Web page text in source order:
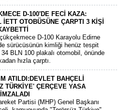
D-100'DE FECİ KAZA:
İETT OTOBÜSÜNE ÇARPTI 3 KİŞİ
D-100 Karayolu Edirne
sürücüsünün kimliği henüz tespit
BLN 100 plakalı otomobil, önünde
hızla çarptı.
ATILDI:DEVLET BAHÇELİ
TÜRKİYE' ÇERÇEVE YASA
Partisi (MHP) Genel Başkanı